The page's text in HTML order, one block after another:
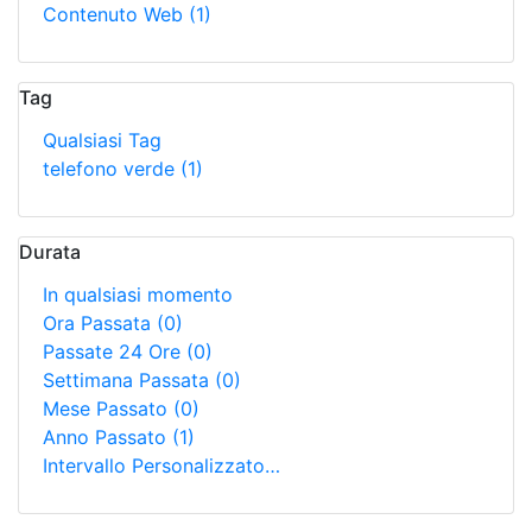
Contenuto Web (1)
Tag
Qualsiasi Tag
telefono verde (1)
Durata
In qualsiasi momento
Ora Passata (0)
Passate 24 Ore (0)
Settimana Passata (0)
Mese Passato (0)
Anno Passato (1)
Intervallo Personalizzato…